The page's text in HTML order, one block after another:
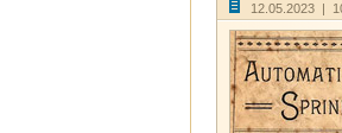
12.05.2023 |